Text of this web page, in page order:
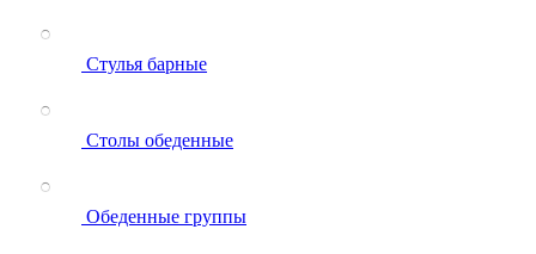
Стулья барные
Столы обеденные
Обеденные группы